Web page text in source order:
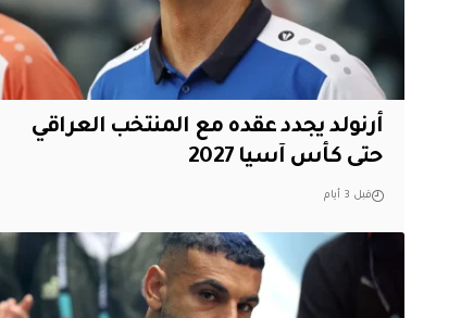
أرنولد يجدد عقده مع المنتخب العراقي
حتى كأس آسيا 2027
قبل 3 أيام